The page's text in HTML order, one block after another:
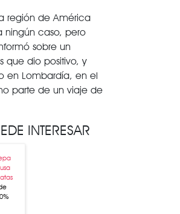
región de América
ningún caso, pero
sobre un
que dio positivo, y
en Lombardía, en el
parte de un viaje de
INTERESAR